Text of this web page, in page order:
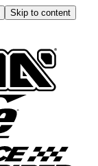
Skip to content